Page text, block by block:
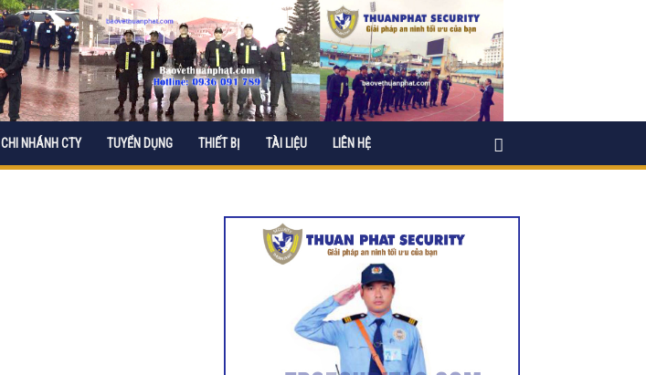
CHI NHÁNH CTY TUYỂN DỤNG THIẾT BỊ TÀI LIỆU LIÊN HỆ